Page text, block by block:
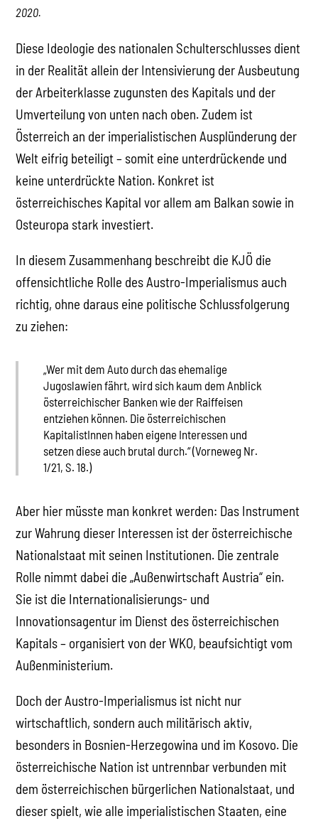
2020.
Diese Ideologie des nationalen Schulterschlusses dient
in der Realität allein der Intensivierung der Ausbeutung
der Arbeiterklasse zugunsten des Kapitals und der
Umverteilung von unten nach oben. Zudem ist
Österreich an der imperialistischen Ausplünderung der
Welt eifrig beteiligt – somit eine unterdrückende und
keine unterdrückte Nation. Konkret ist
österreichisches Kapital vor allem am Balkan sowie in
Osteuropa stark investiert.
In diesem Zusammenhang beschreibt die KJÖ die
offensichtliche Rolle des Austro-Imperialismus auch
richtig, ohne daraus eine politische Schlussfolgerung
zu ziehen:
„Wer mit dem Auto durch das ehemalige
Jugoslawien fährt, wird sich kaum dem Anblick
österreichischer Banken wie der Raiffeisen
entziehen können. Die österreichischen
KapitalistInnen haben eigene Interessen und
setzen diese auch brutal durch.“ (Vorneweg Nr.
1/21, S. 18.)
Aber hier müsste man konkret werden: Das Instrument
zur Wahrung dieser Interessen ist der österreichische
Nationalstaat mit seinen Institutionen. Die zentrale
Rolle nimmt dabei die „Außenwirtschaft Austria“ ein.
Sie ist die Internationalisierungs- und
Innovationsagentur im Dienst des österreichischen
Kapitals – organisiert von der WKO, beaufsichtigt vom
Außenministerium.
Doch der Austro-Imperialismus ist nicht nur
wirtschaftlich, sondern auch militärisch aktiv,
besonders in Bosnien-Herzegowina und im Kosovo. Die
österreichische Nation ist untrennbar verbunden mit
dem österreichischen bürgerlichen Nationalstaat, und
dieser spielt, wie alle imperialistischen Staaten, eine